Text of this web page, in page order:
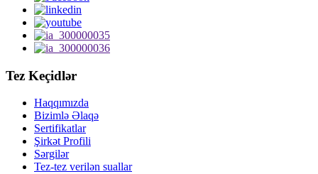
Tez Keçidlər
Haqqımızda
Bizimlə Əlaqə
Sertifikatlar
Şirkət Profili
Sərgilər
Tez-tez verilən suallar